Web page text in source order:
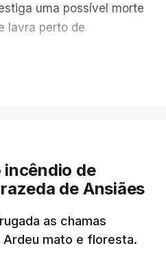
uma possível morte
lavra perto de
MEDIA ELEMENT
NESTE
incêndio de
de Ansiães
as chamas
mato e floresta.